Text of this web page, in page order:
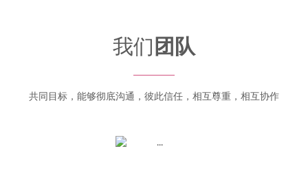
我们 团队
共同目标，能够彻底沟通，彼此信任，相互尊重，相互协作